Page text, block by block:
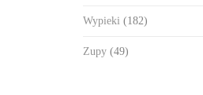
Wypieki (182)
Zupy (49)